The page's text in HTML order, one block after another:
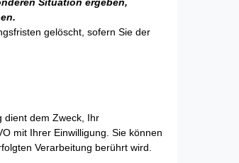
gelöscht, sofern Sie der
dient dem Zweck, Ihr
mit Ihrer Einwilligung. Sie können
Verarbeitung berührt wird.